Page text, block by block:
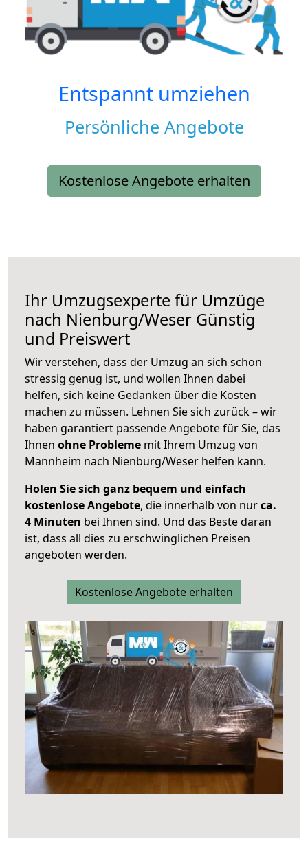
Entspannt umziehen
Persönliche Angebote
Kostenlose Angebote erhalten
Ihr Umzugsexperte für Umzüge
nach Nienburg/Weser Günstig
und Preiswert
Wir verstehen, dass der Umzug an sich schon
stressig genug ist, und wollen Ihnen dabei
helfen, sich keine Gedanken über die Kosten
machen zu müssen. Lehnen Sie sich zurück – wir
haben garantiert passende Angebote für Sie, das
Ihnen ohne Probleme mit Ihrem Umzug von
Mannheim nach Nienburg/Weser helfen kann.
Holen Sie sich ganz bequem und einfach
kostenlose Angebote, die innerhalb von nurca.
4 Minuten bei Ihnen sind. Und das Beste daran
ist, dass all dies zu erschwinglichen Preisen
angeboten werden.
Kostenlose Angebote erhalten